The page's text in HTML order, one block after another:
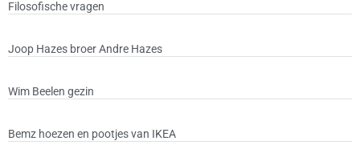
Filosofische vragen
Joop Hazes broer Andre Hazes
Wim Beelen gezin
Bemz hoezen en pootjes van IKEA